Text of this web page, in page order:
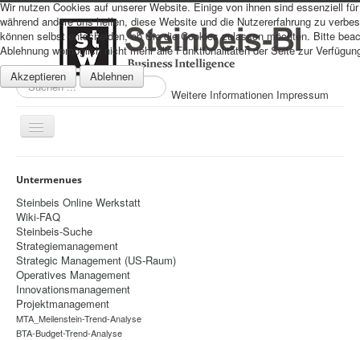
Suchen
...
Navigation
an/aus
Datenschutz
Impressum
Home
Prognosen
Beratung
Untermenues
Steinbeis Online Werkstatt
Wiki-FAQ
Steinbeis-Suche
Strategiemanagement
Strategic Management (US-Raum)
Operatives Management
Innovationsmanagement
Projektmanagement
MTA_Meilenstein-Trend-Analyse
BTA-Budget-Trend-Analyse
Wir nutzen Cookies auf unserer Website. Einige von ihnen sind essenziell
während andere uns helfen, diese Website und die Nutzererfahrung zu
können selbst entscheiden, ob Sie die Cookies zulassen möchten. Bitte
Ablehnung womöglich nicht mehr alle Funktionalitäten der Seite zur
Akzeptieren
Ablehnen
Weitere Informationen Impressum